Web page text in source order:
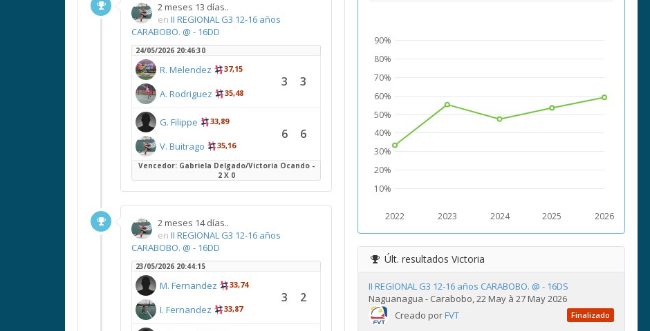
2 meses 13 días..
en II REGIONAL G3 12-16 años
CARABOBO. @ - 16DD
24/05/2026 20:46:30
R. Melendez 37,15
A. Rodriguez 35,48
3 3
G. Filippe 33,89
V. Buitrago 35,16
6 6
Vencedor: Gabriela Delgado/Victoria Ocando -
2 X 0
2 meses 14 días..
en II REGIONAL G3 12-16 años
CARABOBO. @ - 16DD
23/05/2026 20:44:15
M. Fernandez 33,74
I. Fernandez 33,87
3 2
2022 2023 2024 2025 2026
10%
20%
30%
40%
50%
60%
70%
80%
90%
Últ. resultados Victoria
II REGIONAL G3 12-16 años CARABOBO. @ - 16DS
Naguanagua - Carabobo, 22 May à 27 May 2026
Creado porFVT Finalizado